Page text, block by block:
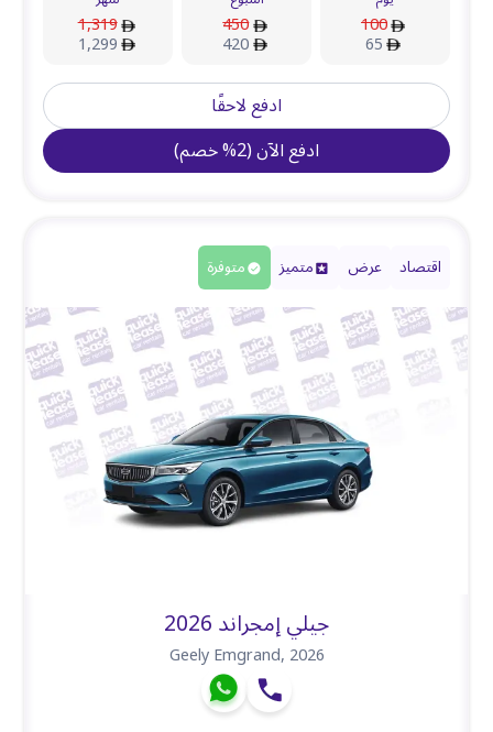
100
65
450
420
1,319
1,299
ادفع لاحقًا
ادفع الآن(
2
%خصم)
اقتصاد عرض متميز متوفرة
جيلي إمجراند 2026
Geely Emgrand,2026